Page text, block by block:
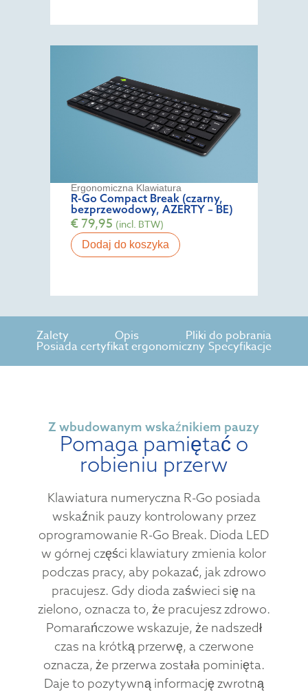
Ergonomiczna Klawiatura
R-Go Compact Break (czarny,
bezprzewodowy, AZERTY – BE)
€79,95 (incl. BTW)
Dodaj do koszyka
Zalety Opis Pliki do pobrania
Posiada certyfikat ergonomiczny Specyfikacje
Z wbudowanym wskaźnikiem pauzy
Pomaga pamiętać o
robieniu przerw
Klawiatura numeryczna R-Go posiada
wskaźnik pauzy kontrolowany przez
oprogramowanie R-Go Break. Dioda LED
w górnej części klawiatury zmienia kolor
podczas pracy, aby pokazać, jak zdrowo
pracujesz. Gdy dioda zaświeci się na
zielono, oznacza to, że pracujesz zdrowo.
Pomarańczowe wskazuje, że nadszedł
czas na krótką przerwę, a czerwone
oznacza, że przerwa została pominięta.
Daje to pozytywną informację zwrotną